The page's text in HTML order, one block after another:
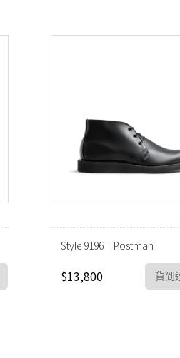
Style 9196｜Postman
$13,800 貨到